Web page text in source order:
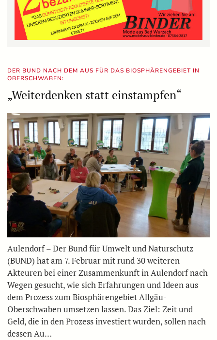
DER BUND NACH DEM AUS FÜR DAS BIOSPHÄRENGEBIET IN
OBERSCHWABEN:
„Weiterdenken statt einstampfen“
Aulendorf – Der Bund für Umwelt und Naturschutz
(BUND) hat am 7. Februar mit rund 30 weiteren
Akteuren bei einer Zusammenkunft in Aulendorf nach
Wegen gesucht, wie sich Erfahrungen und Ideen aus
dem Prozess zum Biosphärengebiet Allgäu-
Oberschwaben umsetzen lassen. Das Ziel: Zeit und
Geld, die in den Prozess investiert wurden, sollen nach
dessen Au…